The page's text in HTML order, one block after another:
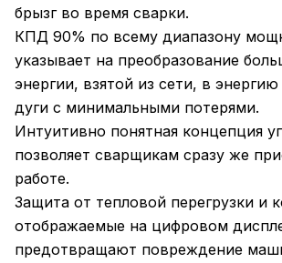
брызг во время сварки.
КПД 90% по всему диапазону
указывает на преобразование
энергии, взятой из сети, в
дуги с минимальными потерями.
Интуитивно понятная концепция
позволяет сварщикам сразу же
работе.
Защита от тепловой перегрузки и
отображаемые на цифровом
предотвращают повреждение